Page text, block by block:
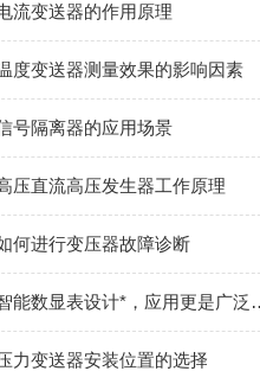
流变送器的作用原理
度变送器测量效果的影响因素
号隔离器的应用场景
压直流高压发生器工作原理
何进行变压器故障诊断
智能数显表设
力变送器安装位置的选择